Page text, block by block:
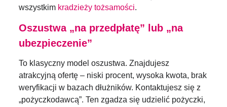
wszystkim kradzieży tożsamości.
Oszustwa „na przedpłatę” lub „na
ubezpieczenie”
To klasyczny model oszustwa. Znajdujesz
atrakcyjną ofertę – niski procent, wysoka kwota, brak
weryfikacji w bazach dłużników. Kontaktujesz się z
„pożyczkodawcą”. Ten zgadza się udzielić pożyczki,